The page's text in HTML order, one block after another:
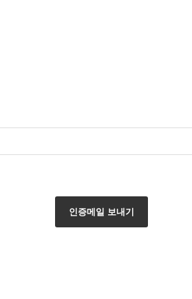
인증메일 보내기